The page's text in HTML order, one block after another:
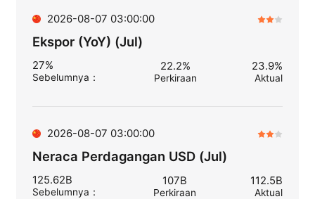
2026-08-07 03:00:00
Ekspor (YoY) (Jul)
27%
Sebelumnya ：
22.2%
Perkiraan
23.9%
Aktual
2026-08-07 03:00:00
Neraca Perdagangan USD (Jul)
125.62B
Sebelumnya ：
107B
Perkiraan
112.5B
Aktual